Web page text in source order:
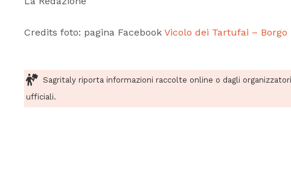
Credits foto: pagina Facebook Vicolo dei Tartufai – Borgo
Sagritaly riporta informazioni raccolte online o dagli
ufficiali.